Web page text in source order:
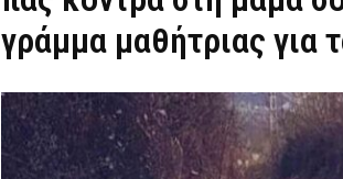
γράμμα μαθήτριας για